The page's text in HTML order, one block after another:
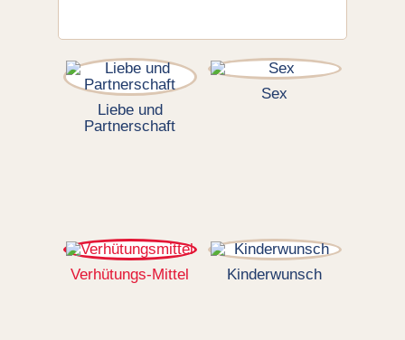
Liebe und
Partnerschaft
Sex
Verhütungs-Mittel Kinderwunsch